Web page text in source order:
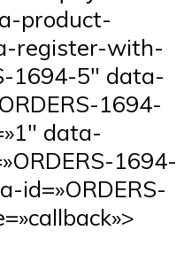
product-
register-with-
1694-5″ data-
1694-
data-
1694-
id=»ORDERS-